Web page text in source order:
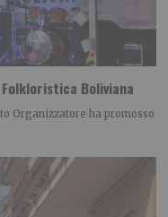
Boliviana
Organizzatore ha promosso